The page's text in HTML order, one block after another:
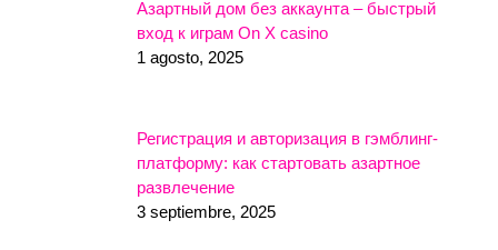
Азартный дом без аккаунта – быстрый
вход к играм On X casino
1 agosto, 2025
Регистрация и авторизация в гэмблинг-
платформу: как стартовать азартное
развлечение
3 septiembre, 2025